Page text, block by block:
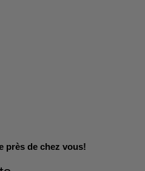
près de chez vous!